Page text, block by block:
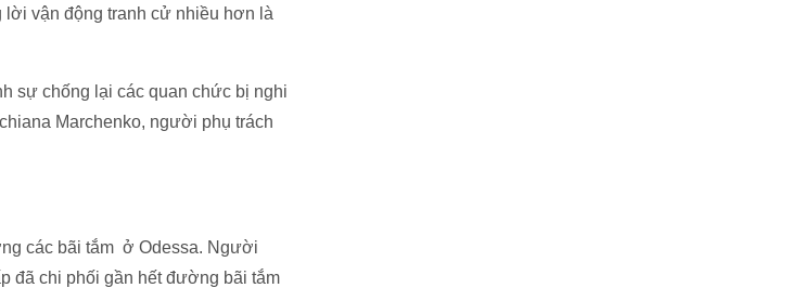
vận động tranh cử nhiều hơn là
sự chống lại các quan chức bị nghi
Marchenko, người phụ trách
các bãi tắm ở Odessa. Người
đã chi phối gần hết đường bãi tắm